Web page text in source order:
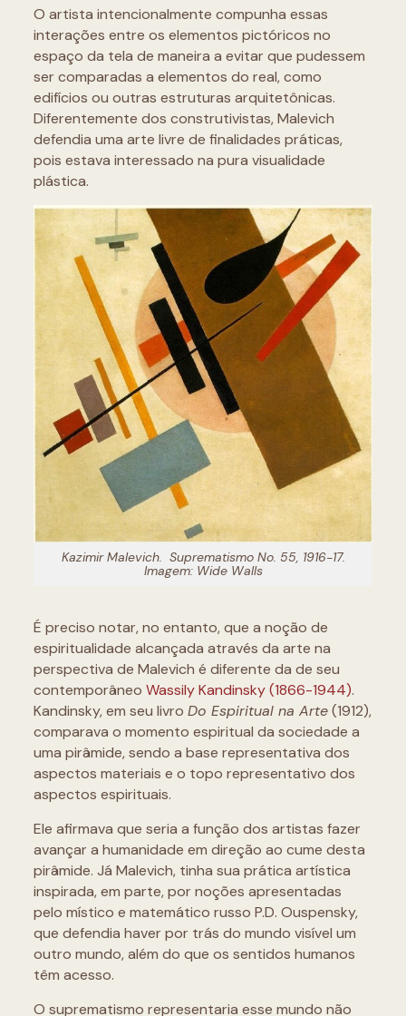
O artista intencionalmente compunha essas
interações entre os elementos pictóricos no
espaço da tela de maneira a evitar que pudessem
ser comparadas a elementos do real, como
edifícios ou outras estruturas arquitetônicas.
Diferentemente dos construtivistas, Malevich
defendia uma arte livre de finalidades práticas,
pois estava interessado na pura visualidade
plástica.
Kazimir Malevich. Suprematismo No. 55, 1916-17.
Imagem: Wide Walls
É preciso notar, no entanto, que a noção de
espiritualidade alcançada através da arte na
perspectiva de Malevich é diferente da de seu
contemporâneo Wassily Kandinsky (1866-1944).
Kandinsky, em seu livro Do Espiritual na Arte(1912),
comparava o momento espiritual da sociedade a
uma pirâmide, sendo a base representativa dos
aspectos materiais e o topo representativo dos
aspectos espirituais.
Ele afirmava que seria a função dos artistas fazer
avançar a humanidade em direção ao cume desta
pirâmide. Já Malevich, tinha sua prática artística
inspirada, em parte, por noções apresentadas
pelo místico e matemático russo P.D. Ouspensky,
que defendia haver por trás do mundo visível um
outro mundo, além do que os sentidos humanos
têm acesso.
O suprematismo representaria esse mundo não